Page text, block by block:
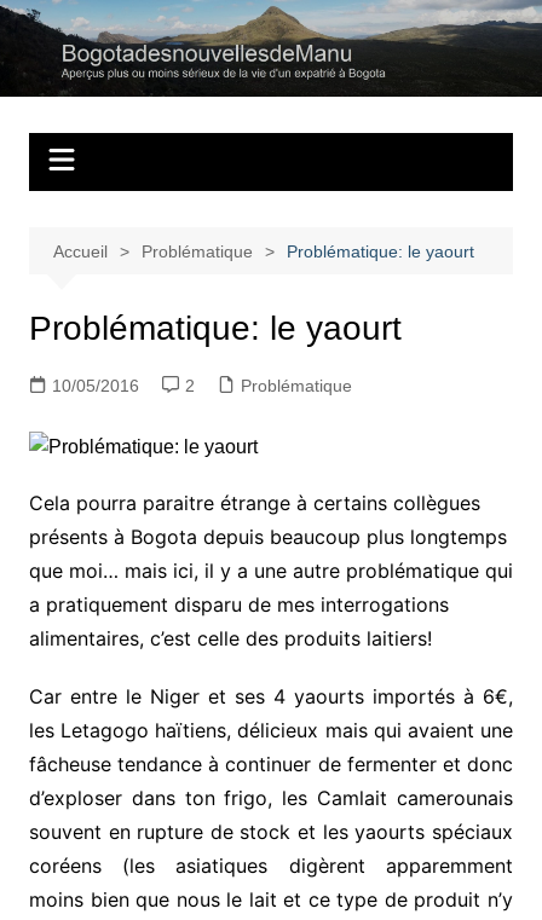
Aller
contenu
Regards personnels sur la vie d’expatrié à Bogota
Accueil Problématique Problématique: le yaourt
Problématique: le yaourt
10/05/2016 2 Problématique
Cela pourra paraitre étrange à certains collègues
présents à Bogota depuis beaucoup plus longtemps
que moi… mais ici, il y a une autre problématique qui
a pratiquement disparu de mes interrogations
alimentaires, c’est celle des produits laitiers!
Car entre le Niger et ses 4 yaourts importés à 6€,
les Letagogo haïtiens, délicieux mais qui avaient une
fâcheuse tendance à continuer de fermenter et donc
d’exploser dans ton frigo, les Camlait camerounais
souvent en rupture de stock et les yaourts spéciaux
coréens (les asiatiques digèrent apparemment
moins bien que nous le lait et ce type de produit n’y